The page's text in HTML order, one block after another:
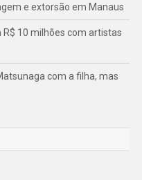
e extorsão em Manaus
10 milhões com artistas
com a filha, mas